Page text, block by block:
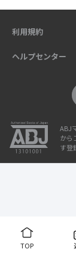
TOP
利用規約
ヘルプセンター
ABJ
から
す登